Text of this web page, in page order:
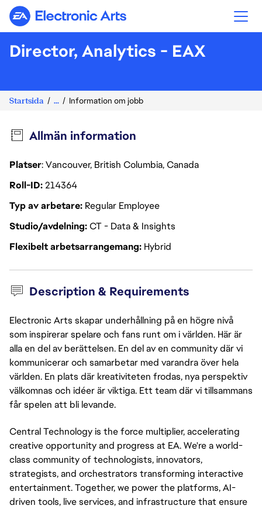
Electronic Arts
Director, Analytics - EAX
Startsida ... Information om jobb
Allmän information
Platser: Vancouver, British Columbia, Canada
Roll-ID214364
Typ av arbetare Regular Employee
Studio/avdelningCT - Data & Insights
Flexibelt arbetsarrangemang Hybrid
Description & Requirements
Electronic Arts skapar underhållning på en högre nivå
som inspirerar spelare och fans runt om i världen. Här är
alla en del av berättelsen. En del av en community där vi
kommunicerar och samarbetar med varandra över hela
världen. En plats där kreativiteten frodas, nya perspektiv
välkomnas och idéer är viktiga. Ett team där vi tillsammans
får spelen att bli levande.
Central Technology is the force multiplier, accelerating
creative opportunity and progress at EA. We're a world-
class community of technologists, innovators,
strategists, and orchestrators transforming interactive
entertainment. Together, we power the platforms, AI-
driven tools, live services, and infrastructure that ensure